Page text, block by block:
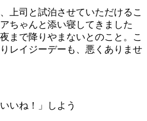
上司と試泊させていただけるこ
ちゃんと添い寝してきました
まで降りやまないとのこと。こ
レイジーデーも、悪くありませ
いね！」しよう